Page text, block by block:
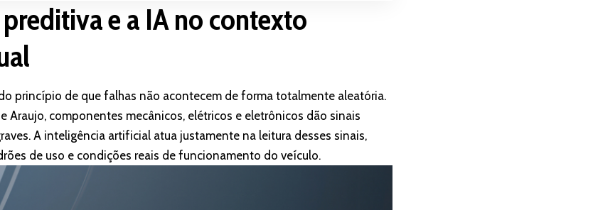
e a IA no contexto
princípio de que falhas não acontecem de forma totalmente aleatória.
Araujo, componentes mecânicos, elétricos e eletrônicos dão sinais
A inteligência artificial atua justamente na leitura desses sinais,
de uso e condições reais de funcionamento do veículo.